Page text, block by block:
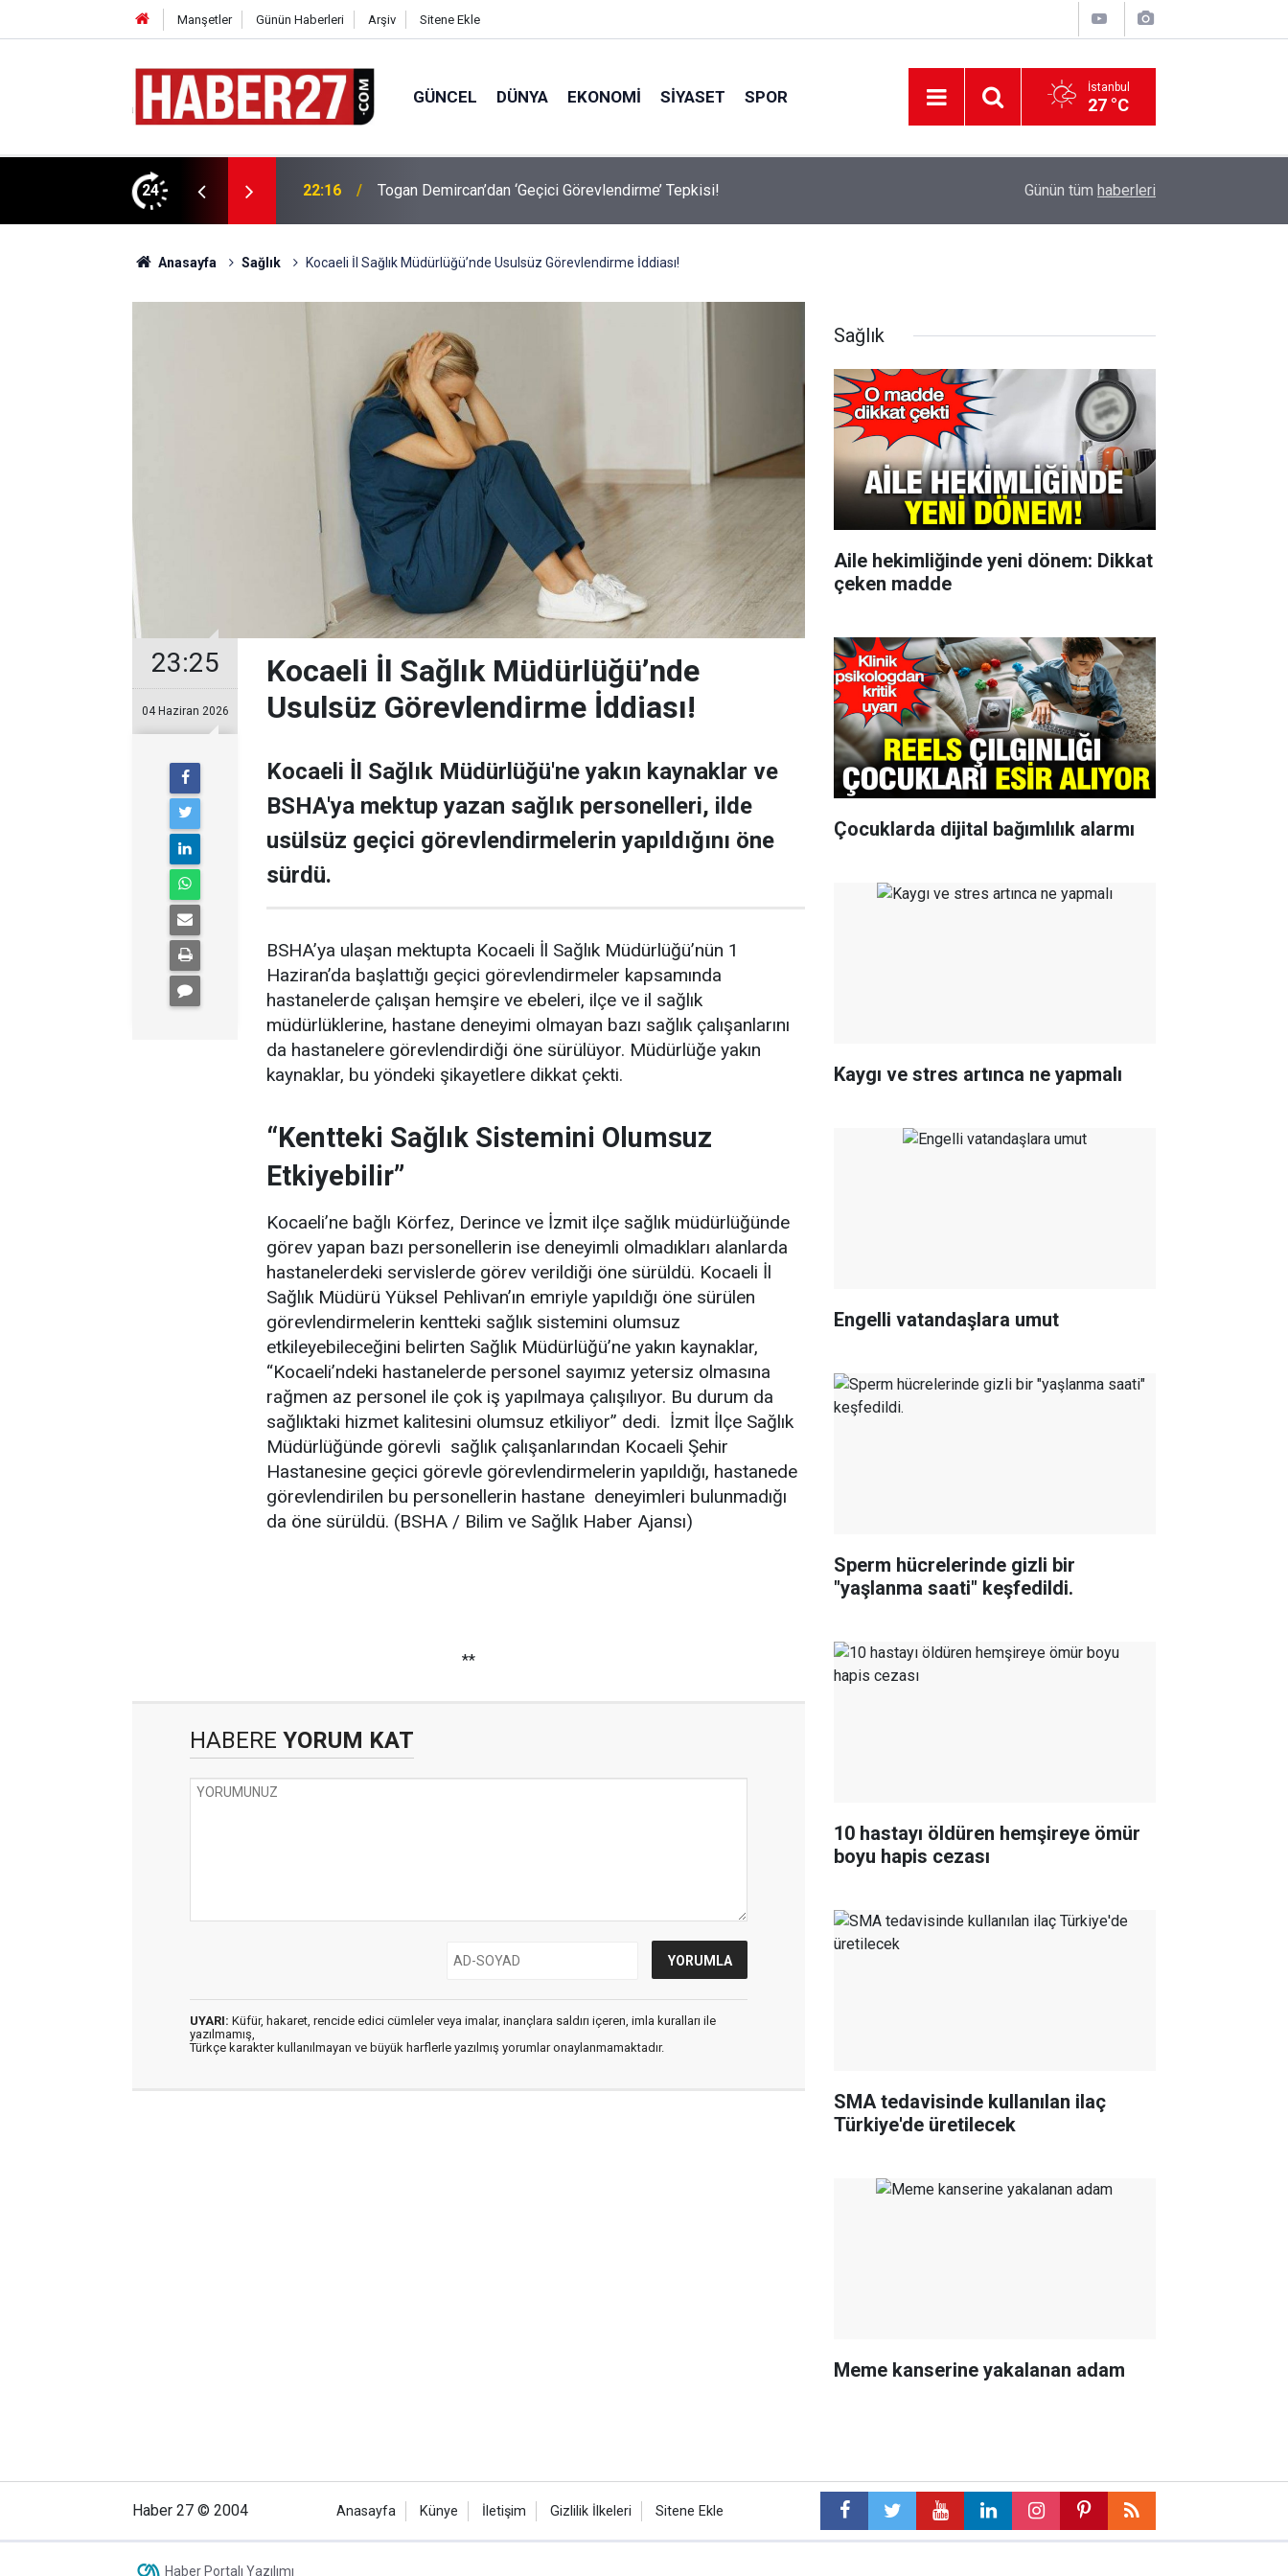
Manşetler Günün Haberleri Arşiv Sitene Ekle
GÜNCEL DÜNYA EKONOMI SIYASET SPOR İstanbul
27 °C
24 19:32 Sıcak Havalarda Ödem Şikayetini Hafife Almayın! İzmir 112’de Kan Donduran İddialar!
Günün tüm haberleri
Anasayfa Sağlık Kocaeli İl Sağlık Müdürlüğü’nde Usulsüz Görevlendirme İddiası!
23:25
04 Haziran 2026
Kocaeli İl Sağlık Müdürlüğü’nde
Usulsüz Görevlendirme İddiası!
Kocaeli İl Sağlık Müdürlüğü'ne yakın kaynaklar ve
BSHA'ya mektup yazan sağlık personelleri, ilde
usülsüz geçici görevlendirmelerin yapıldığını öne
sürdü.
BSHA’ya ulaşan mektupta Kocaeli İl Sağlık Müdürlüğü’nün 1
Haziran’da başlattığı geçici görevlendirmeler kapsamında
hastanelerde çalışan hemşire ve ebeleri, ilçe ve il sağlık
müdürlüklerine, hastane deneyimi olmayan bazı sağlık çalışanlarını
da hastanelere görevlendirdiği öne sürülüyor. Müdürlüğe yakın
kaynaklar, bu yöndeki şikayetlere dikkat çekti.
“Kentteki Sağlık Sistemini Olumsuz
Etkiyebilir”
Kocaeli’ne bağlı Körfez, Derince ve İzmit ilçe sağlık müdürlüğünde
görev yapan bazı personellerin ise deneyimli olmadıkları alanlarda
hastanelerdeki servislerde görev verildiği öne sürüldü. Kocaeli İl
Sağlık Müdürü Yüksel Pehlivan’ın emriyle yapıldığı öne sürülen
görevlendirmelerin kentteki sağlık sistemini olumsuz
etkileyebileceğini belirten Sağlık Müdürlüğü’ne yakın kaynaklar,
“Kocaeli’ndeki hastanelerde personel sayımız yetersiz olmasına
rağmen az personel ile çok iş yapılmaya çalışılıyor. Bu durum da
sağlıktaki hizmet kalitesini olumsuz etkiliyor” dedi. İzmit İlçe Sağlık
Müdürlüğünde görevli sağlık çalışanlarından Kocaeli Şehir
Hastanesine geçici görevle görevlendirmelerin yapıldığı, hastanede
görevlendirilen bu personellerin hastane deneyimleri bulunmadığı
da öne sürüldü. (BSHA / Bilim ve Sağlık Haber Ajansı)
**
HABERE YORUM KAT
UYARI: Küfür, hakaret, rencide edici cümleler veya imalar, inançlara saldırı içeren, imla kuralları ile
yazılmamış,
Türkçe karakter kullanılmayan ve büyük harflerle yazılmış yorumlar onaylanmamaktadır.
Sağlık
Aile hekimliğinde yeni dönem: Dikkat
çeken madde
Çocuklarda dijital bağımlılık alarmı
Kaygı ve stres artınca ne yapmalı
Engelli vatandaşlara umut
Sperm hücrelerinde gizli bir
"yaşlanma saati" keşfedildi.
10 hastayı öldüren hemşireye ömür
boyu hapis cezası
SMA tedavisinde kullanılan ilaç
Türkiye'de üretilecek
Meme kanserine yakalanan adam
Haber 27 © 2004 Anasayfa Künye İletişim Gizlilik İlkeleri Sitene Ekle
Haber Portalı Yazılımı